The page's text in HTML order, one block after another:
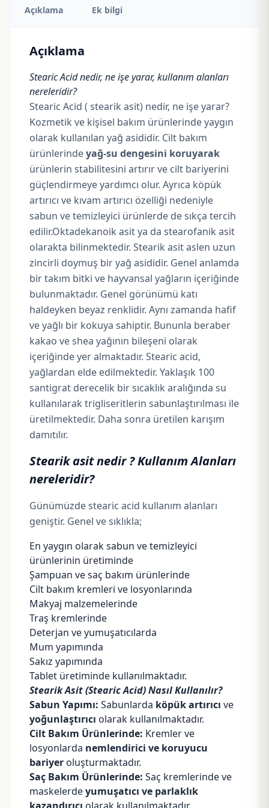
Açıklama Ek bilgi
Açıklama
Stearic Acid nedir, ne işe yarar, kullanım alanları
nereleridir?
Stearic Acid ( stearik asit) nedir, ne işe yarar?
Kozmetik ve kişisel bakım ürünlerinde yaygın
olarak kullanılan yağ asididir. Cilt bakım
ürünlerindeyağ-su dengesini koruyarak
ürünlerin stabilitesini artırır ve cilt bariyerini
güçlendirmeye yardımcı olur. Ayrıca köpük
artırıcı ve kıvam artırıcı özelliği nedeniyle
sabun ve temizleyici ürünlerde de sıkça tercih
edilir.Oktadekanoik asit ya da stearofanik asit
olarakta bilinmektedir. Stearik asit aslen uzun
zincirli doymuş bir yağ asididir. Genel anlamda
bir takım bitki ve hayvansal yağların içeriğinde
bulunmaktadır. Genel görünümü katı
haldeyken beyaz renklidir. Aynı zamanda hafif
ve yağlı bir kokuya sahiptir. Bununla beraber
kakao veshea yağının bileşeni olarak
içeriğinde yer almaktadır. Stearic acid,
yağlardan elde edilmektedir. Yaklaşık 100
santigrat derecelik bir sıcaklık aralığında su
kullanılarak trigliseritlerin sabunlaştırılması ile
üretilmektedir. Daha sonra üretilen karışım
damıtılır.
Stearik asit nedir ? Kullanım Alanları
nereleridir?
Günümüzde stearic acid kullanım alanları
geniştir. Genel ve sıklıkla;
En yaygın olarak sabun ve temizleyici
ürünlerinin üretiminde
Şampuan ve saç bakım ürünlerinde
Cilt bakım kremleri ve losyonlarında
Makyaj malzemelerinde
Traş kremlerinde
Deterjan ve yumuşatıcılarda
Mum yapımında
Sakız yapımında
Tablet üretiminde kullanılmaktadır.
Stearik Asit (Stearic Acid) Nasıl Kullanılır?
Sabun Yapımı: Sabunlarda köpük artırıcı ve
yoğunlaştırıcı olarak kullanılmaktadır.
Cilt Bakım Ürünlerinde: Kremler ve
losyonlarda nemlendirici ve koruyucu
bariyer oluşturmaktadır.
Saç Bakım Ürünlerinde: Saç kremlerinde ve
maskelerdeyumuşatıcı ve parlaklık